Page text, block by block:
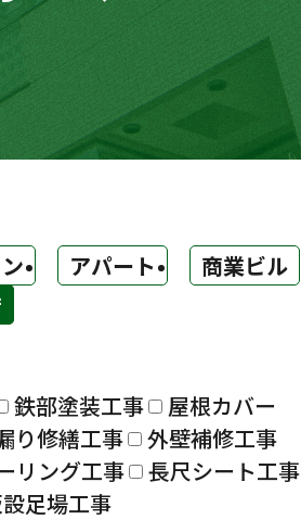
アパート
商業ビル
鉄部塗装工事
屋根カバー
り修繕工事
外壁補修工事
リング工事
長尺シート工事
足場工事